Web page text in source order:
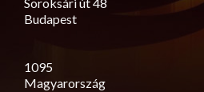
Soroksári út 48
Budapest
1095
Magyarország